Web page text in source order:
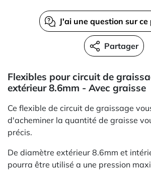
J'ai une question sur ce
Partager
Flexibles pour circuit de
extérieur 8.6mm - Avec graisse
Ce flexible de circuit de graissage
d'acheminer la quantité de graisse
précis.
De diamètre extérieur 8.6mm et
pourra être utilisé a une pression